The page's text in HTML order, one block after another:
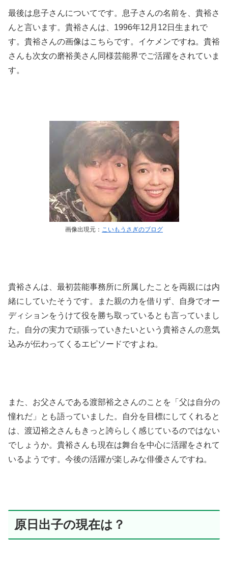
最後は息子さんについてです。息子さんの名前を、貴裕さ
んと言います。貴裕さんは、1996年12月12日生まれで
す。貴裕さんの画像はこちらです。イケメンですね。貴裕
さんも次女の磨裕美さん同様芸能界でご活躍をされていま
す。
画像出現元： こいもうさぎのブログ
貴裕さんは、最初芸能事務所に所属したことを両親には内
緒にしていたそうです。また親の力を借りず、自身でオー
ディションをうけて役を勝ち取っているとも言っていまし
た。自分の実力で頑張っていきたいという貴裕さんの意気
込みが伝わってくるエピソードですよね。
また、お父さんである渡部裕之さんのことを「父は自分の
憧れだ」とも語っていました。自分を目標にしてくれると
は、渡辺裕之さんもきっと誇らしく感じているのではない
でしょうか。 貴裕さんも現在は舞台を中心に活躍をされて
いるようです。今後の活躍が楽しみな俳優さんですね。
原日出子の現在は？